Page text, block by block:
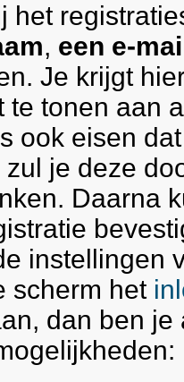
het
, een e-
Je krijgt
te tonen aan
ook eisen
zul je deze
Daarna
instellingen
scherm het
dan ben